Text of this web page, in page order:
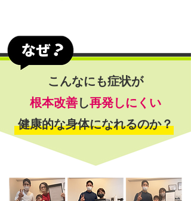
こんなにも症状が
根本改善し再発しにくい
​健康的な身体になれるのか？